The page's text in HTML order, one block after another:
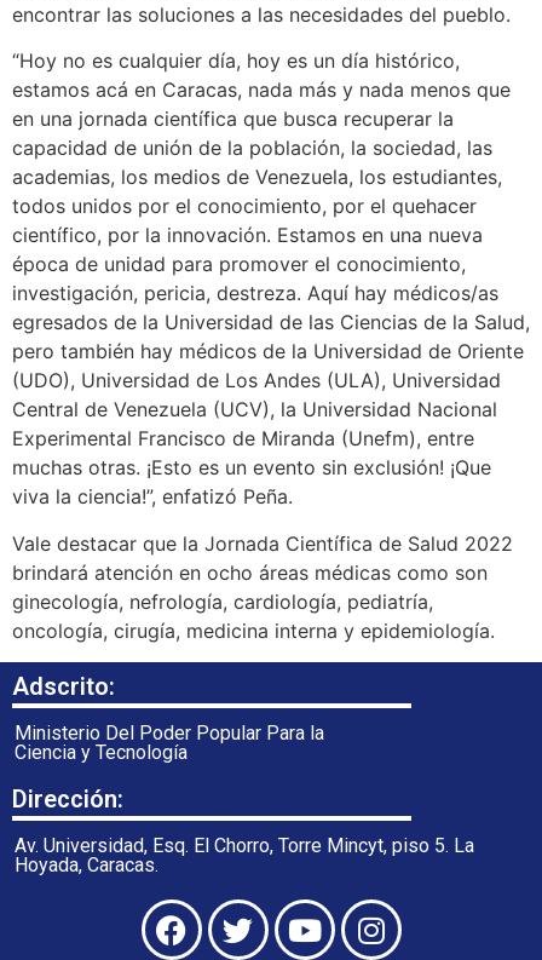
encontrar las soluciones a las necesidades del pueblo.
“Hoy no es cualquier día, hoy es un día histórico,
estamos acá en Caracas, nada más y nada menos que
en una jornada científica que busca recuperar la
capacidad de unión de la población, la sociedad, las
academias, los medios de Venezuela, los estudiantes,
todos unidos por el conocimiento, por el quehacer
científico, por la innovación. Estamos en una nueva
época de unidad para promover el conocimiento,
investigación, pericia, destreza. Aquí hay médicos/as
egresados de la Universidad de las Ciencias de la Salud,
pero también hay médicos de la Universidad de Oriente
(UDO), Universidad de Los Andes (ULA), Universidad
Central de Venezuela (UCV), la Universidad Nacional
Experimental Francisco de Miranda (Unefm), entre
muchas otras. ¡Esto es un evento sin exclusión! ¡Que
viva la ciencia!”, enfatizó Peña.
Vale destacar que la Jornada Científica de Salud 2022
brindará atención en ocho áreas médicas como son
ginecología, nefrología, cardiología, pediatría,
oncología, cirugía, medicina interna y epidemiología.
Adscrito:
Ministerio Del Poder Popular Para la
Ciencia y Tecnología
Dirección:
Av. Universidad, Esq. El Chorro, Torre Mincyt, piso 5. La
Hoyada, Caracas.